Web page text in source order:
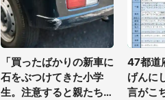
「買ったばかりの新車に
石をぶつけてきた小学
生。注意すると親たちが
47都道
げんに
言がこ